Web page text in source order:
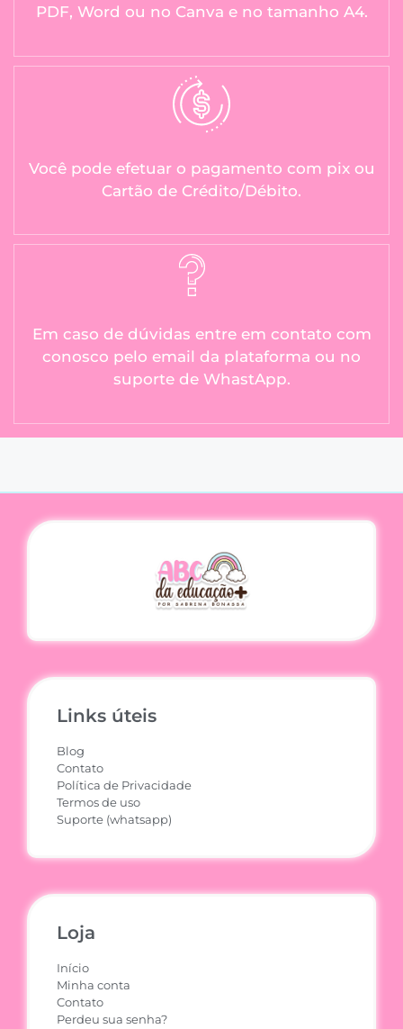
PDF, Word ou no Canva e no tamanho A4.
Você pode efetuar o pagamento com pix ou
Cartão de Crédito/Débito.
Em caso de dúvidas entre em contato com
conosco pelo email da plataforma ou no
suporte de WhastApp.
Links úteis
Blog
Contato
Política de Privacidade
Termos de uso
Suporte (whatsapp)
Loja
Início
Minha conta
Contato
Perdeu sua senha?